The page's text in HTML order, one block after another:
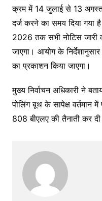
क्रम में 14 जुलाई से 13
दर्ज करने का समय दिया गया
2026 तक सभी नोटिस जारी
जाएगा। आयोग के
का प्रकाशन किया जाएगा।
मुख्य निर्वाचन अधिकारी ने
पोलिंग बूथ के सापेक्ष वर्तमान
808 बीएलए की तैनाती कर